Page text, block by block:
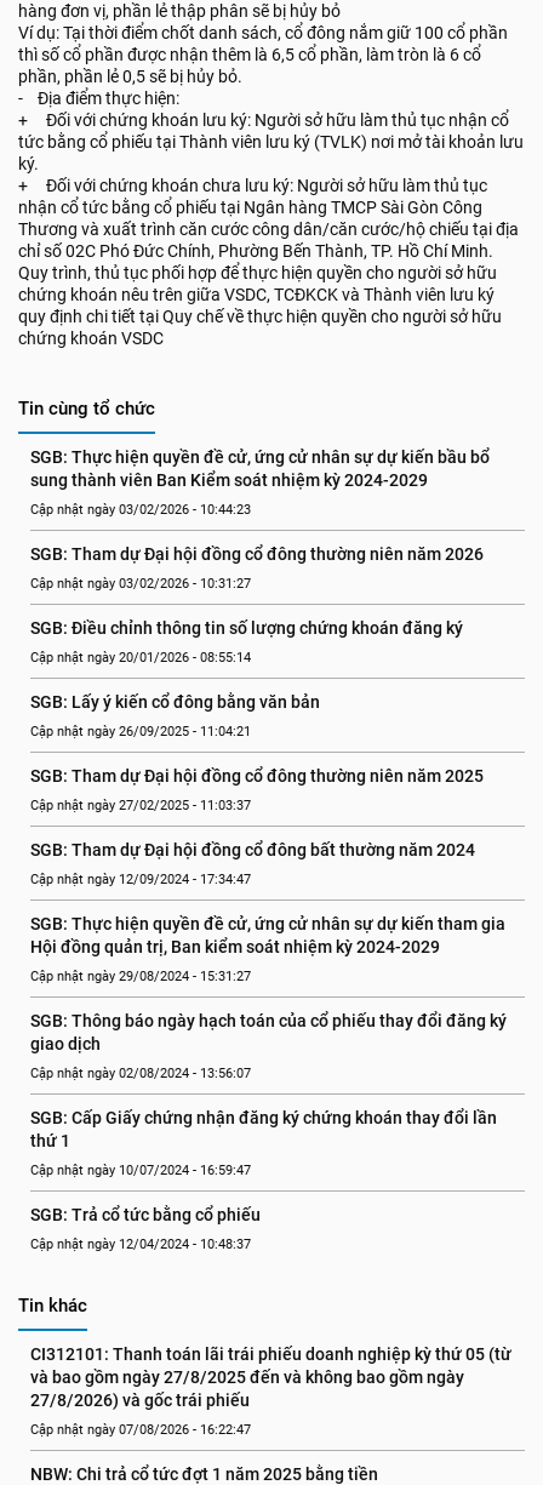
hàng đơn vị, phần lẻ thập phân sẽ bị hủy bỏ
Ví dụ: Tại thời điểm chốt danh sách, cổ đông nắm giữ 100 cổ phần
thì số cổ phần được nhận thêm là 6,5 cổ phần, làm tròn là 6 cổ
phần, phần lẻ 0,5 sẽ bị hủy bỏ.
- Địa điểm thực hiện:
+ Đối với chứng khoán lưu ký: Người sở hữu làm thủ tục nhận cổ
tức bằng cổ phiếu tại Thành viên lưu ký (TVLK) nơi mở tài khoản lưu
ký.
+ Đối với chứng khoán chưa lưu ký: Người sở hữu làm thủ tục
nhận cổ tức bằng cổ phiếu tại Ngân hàng TMCP Sài Gòn Công
Thương và xuất trình căn cước công dân/căn cước/hộ chiếu tại địa
chỉ số 02C Phó Đức Chính, Phường Bến Thành, TP. Hồ Chí Minh.
Quy trình, thủ tục phối hợp để thực hiện quyền cho người sở hữu
chứng khoán nêu trên giữa VSDC, TCĐKCK và Thành viên lưu ký
quy định chi tiết tại Quy chế về thực hiện quyền cho người sở hữu
chứng khoán VSDC
Tin cùng tổ chức
SGB: Thực hiện quyền đề cử, ứng cử nhân sự dự kiến bầu bổ
sung thành viên Ban Kiểm soát nhiệm kỳ 2024-2029
Cập nhật ngày 03/02/2026 - 10:44:23
SGB: Tham dự Đại hội đồng cổ đông thường niên năm 2026
Cập nhật ngày 03/02/2026 - 10:31:27
SGB: Điều chỉnh thông tin số lượng chứng khoán đăng ký
Cập nhật ngày 20/01/2026 - 08:55:14
SGB: Lấy ý kiến cổ đông bằng văn bản
Cập nhật ngày 26/09/2025 - 11:04:21
SGB: Tham dự Đại hội đồng cổ đông thường niên năm 2025
Cập nhật ngày 27/02/2025 - 11:03:37
SGB: Tham dự Đại hội đồng cổ đông bất thường năm 2024
Cập nhật ngày 12/09/2024 - 17:34:47
SGB: Thực hiện quyền đề cử, ứng cử nhân sự dự kiến tham gia
Hội đồng quản trị, Ban kiểm soát nhiệm kỳ 2024-2029
Cập nhật ngày 29/08/2024 - 15:31:27
SGB: Thông báo ngày hạch toán của cổ phiếu thay đổi đăng ký
giao dịch
Cập nhật ngày 02/08/2024 - 13:56:07
SGB: Cấp Giấy chứng nhận đăng ký chứng khoán thay đổi lần
thứ 1
Cập nhật ngày 10/07/2024 - 16:59:47
SGB: Trả cổ tức bằng cổ phiếu
Cập nhật ngày 12/04/2024 - 10:48:37
Tin khác
CI312101: Thanh toán lãi trái phiếu doanh nghiệp kỳ thứ 05 (từ
và bao gồm ngày 27/8/2025 đến và không bao gồm ngày
27/8/2026) và gốc trái phiếu
Cập nhật ngày 07/08/2026 - 16:22:47
NBW: Chi trả cổ tức đợt 1 năm 2025 bằng tiền